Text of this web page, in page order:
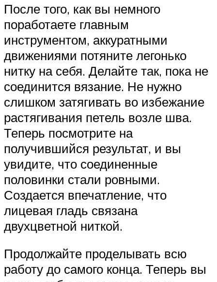
После того, как вы немного
поработаете главным
инструментом, аккуратными
движениями потяните легонько
нитку на себя. Делайте так, пока не
соединится вязание. Не нужно
слишком затягивать во избежание
растягивания петель возле шва.
Теперь посмотрите на
получившийся результат, и вы
увидите, что соединенные
половинки стали ровными.
Создается впечатление, что
лицевая гладь связана
двухцветной ниткой.
Продолжайте проделывать всю
работу до самого конца. Теперь вы